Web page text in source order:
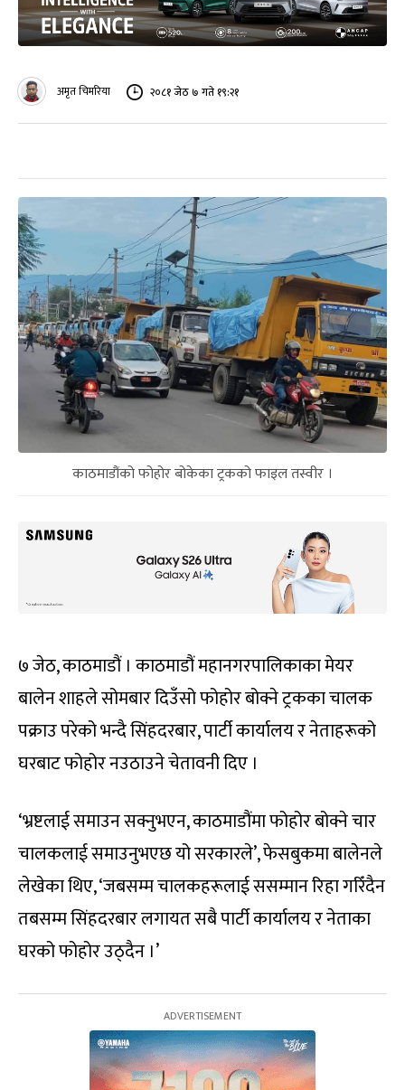
अमृत चिमरिया २०८१ जेठ ७ गते १९:२१
काठमाडौंको फोहोर बोकेका ट्रकको फाइल तस्वीर ।
७ जेठ, काठमाडौं । काठमाडौं महानगरपालिकाका मेयर
बालेन शाहले सोमबार दिउँसो फोहोर बोक्ने ट्रकका चालक
पक्राउ परेको भन्दै सिंहदरबार, पार्टी कार्यालय र नेताहरूको
घरबाट फोहोर नउठाउने चेतावनी दिए ।
‘भ्रष्टलाई समाउन सक्नुभएन, काठमाडौंमा फोहोर बोक्ने चार
चालकलाई समाउनुभएछ यो सरकारले’, फेसबुकमा बालेनले
लेखेका थिए, ‘जबसम्म चालकहरूलाई ससम्मान रिहा गरिँदैन
तबसम्म सिंहदरबार लगायत सबै पार्टी कार्यालय र नेताका
घरको फोहोर उठ्दैन ।’